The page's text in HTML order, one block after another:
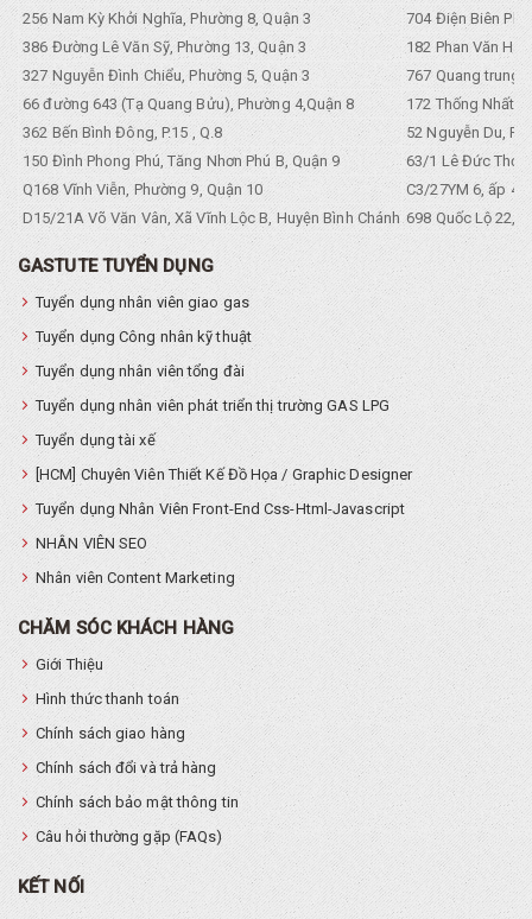
256 Nam Kỳ Khởi Nghĩa, Phường 8, Quận 3
704 Điện Biên
386 Đường Lê Văn Sỹ, Phường 13, Quận 3
182 Phan Văn
327 Nguyễn Đình Chiểu, Phường 5, Quận 3
767 Quang trung,
66 đường 643 (Tạ Quang Bửu), Phường 4,Quận 8
172 Thống Nhất.
362 Bến Bình Đông, P.15 , Q.8
52 Nguyễn Du,
150 Đình Phong Phú, Tăng Nhơn Phú B, Quận 9
63/1 Lê Đức Thọ,
Q168 Vĩnh Viễn, Phường 9, Quận 10
C3/27YM 6, ấp 4,
D15/21A Võ Văn Vân, Xã Vĩnh Lộc B, Huyện Bình Chánh 698 Quốc Lộ 22,
GASTUTE TUYỂN DỤNG
Tuyển dụng nhân viên giao gas
Tuyển dụng Công nhân kỹ thuật
Tuyển dụng nhân viên tổng đài
Tuyển dụng nhân viên phát triển thị trường GAS LPG
Tuyển dụng tài xế
[HCM] Chuyên Viên Thiết Kế Đồ Họa / Graphic Designer
Tuyển dụng Nhân Viên Front-End Css-Html-Javascript
NHÂN VIÊN SEO
Nhân viên Content Marketing
CHĂM SÓC KHÁCH HÀNG
Giới Thiệu
Hình thức thanh toán
Chính sách giao hàng
Chính sách đổi và trả hàng
Chính sách bảo mật thông tin
Câu hỏi thường gặp (FAQs)
KẾT NỐI